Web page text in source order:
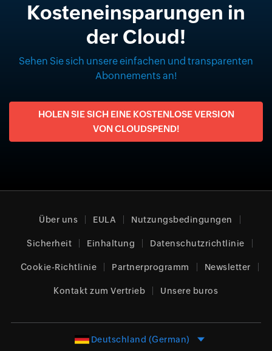
Kosteneinsparungen in
der Cloud!
Sehen Sie sich unsere einfachen und transparenten
Abonnements an!
HOLEN SIE SICH EINE KOSTENLOSE VERSION
VON CLOUDSPEND!
Über uns EULA Nutzungsbedingungen
Sicherheit Einhaltung Datenschutzrichtlinie
Cookie-Richtlinie Partnerprogramm Newsletter
Kontakt zum Vertrieb Unsere buros
Deutschland (German)